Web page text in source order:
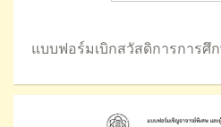
แบบฟอร์มเบิกสวัสดิการการศึ